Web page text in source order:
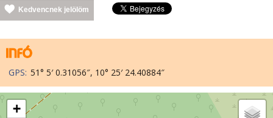
Kedvencnek jelölöm
GPS: 51° 5′ 0.31056″, 10° 25′ 24.40884″
+